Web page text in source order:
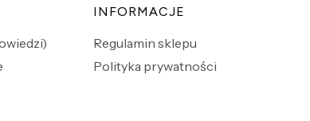
INFORMACJE
Regulamin sklepu
Polityka prywatności